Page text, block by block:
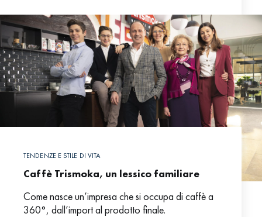
TENDENZE E STILE DI VITA
Caffè Trismoka, un lessico familiare
Come nasce un’impresa che si occupa di caffè a
360°, dall’import al prodotto finale.